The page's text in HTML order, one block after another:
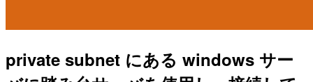
private subnet にある windows サー